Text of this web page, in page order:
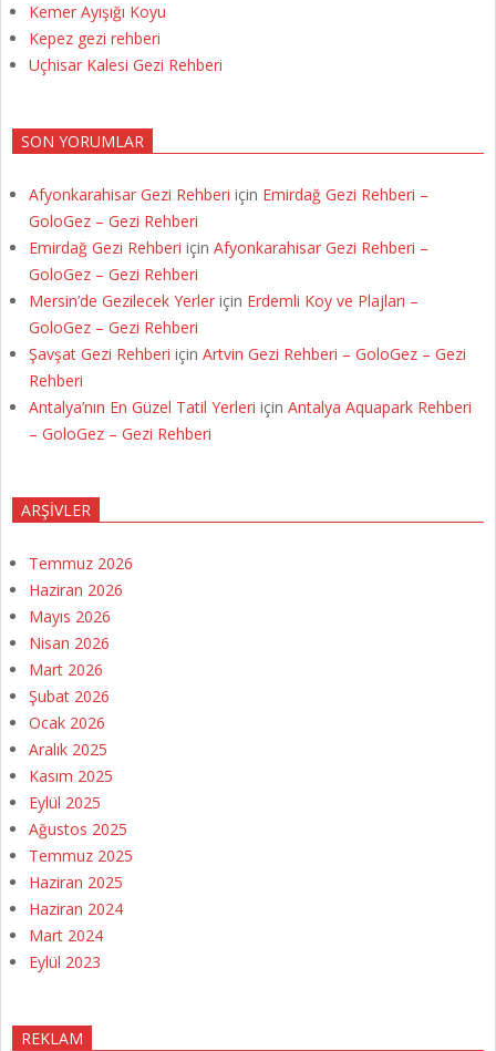
Kemer Ayışığı Koyu
Kepez gezi rehberi
Uçhisar Kalesi Gezi Rehberi
SON YORUMLAR
Afyonkarahisar Gezi Rehberi için Emirdağ Gezi Rehberi –
GoloGez – Gezi Rehberi
Emirdağ Gezi Rehberi için Afyonkarahisar Gezi Rehberi –
GoloGez – Gezi Rehberi
Mersin’de Gezilecek Yerler için Erdemli Koy ve Plajları –
GoloGez – Gezi Rehberi
Şavşat Gezi Rehberi için Artvin Gezi Rehberi – GoloGez – Gezi
Rehberi
Antalya’nın En Güzel Tatil Yerleri için Antalya Aquapark Rehberi
– GoloGez – Gezi Rehberi
ARŞIVLER
Temmuz 2026
Haziran 2026
Mayıs 2026
Nisan 2026
Mart 2026
Şubat 2026
Ocak 2026
Aralık 2025
Kasım 2025
Eylül 2025
Ağustos 2025
Temmuz 2025
Haziran 2025
Haziran 2024
Mart 2024
Eylül 2023
REKLAM